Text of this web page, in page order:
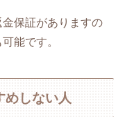
保証がありますの
能です。
めしない人